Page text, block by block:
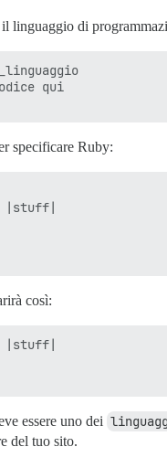
il linguaggio di
qui
specificare Ruby:
|stuff|
così:
|stuff|
essere uno dei
del tuo sito.